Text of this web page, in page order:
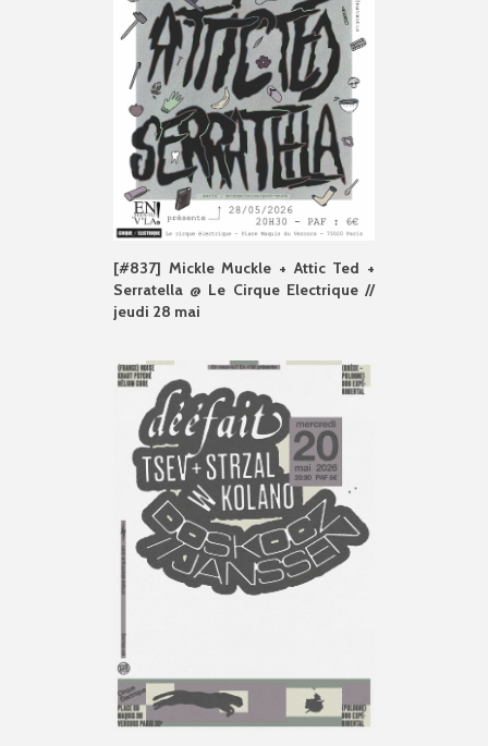
[#837] Mickle Muckle + Attic Ted +
Serratella @ Le Cirque Electrique //
jeudi 28 mai